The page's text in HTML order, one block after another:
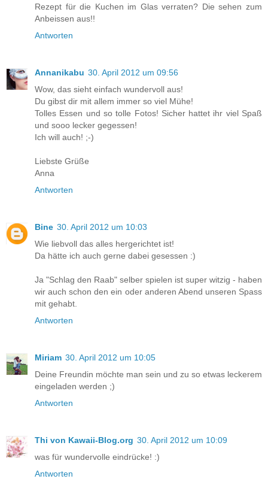
Rezept für die Kuchen im Glas verraten? Die sehen zum
Anbeissen aus!!
Antworten
Annanikabu 30. April 2012 um 09:56
Wow, das sieht einfach wundervoll aus!
Du gibst dir mit allem immer so viel Mühe!
Tolles Essen und so tolle Fotos! Sicher hattet ihr viel Spaß
und sooo lecker gegessen!
Ich will auch! ;-)
Liebste Grüße
Anna
Antworten
Bine 30. April 2012 um 10:03
Wie liebvoll das alles hergerichtet ist!
Da hätte ich auch gerne dabei gesessen :)
Ja "Schlag den Raab" selber spielen ist super witzig - haben
wir auch schon den ein oder anderen Abend unseren Spass
mit gehabt.
Antworten
Miriam 30. April 2012 um 10:05
Deine Freundin möchte man sein und zu so etwas leckerem
eingeladen werden ;)
Antworten
Thi von Kawaii-Blog.org 30. April 2012 um 10:09
was für wundervolle eindrücke! :)
Antworten